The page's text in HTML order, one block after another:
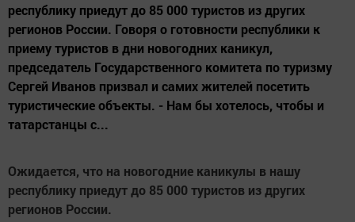
республику приедут до 85 000 туристов из других
регионов России. Говоря о готовности республики к
приему туристов в дни новогодних каникул,
председатель Государственного комитета по туризму
Сергей Иванов призвал и самих жителей посетить
туристические объекты. - Нам бы хотелось, чтобы и
татарстанцы с...
Ожидается, что на новогодние каникулы в нашу
республику приедут до 85 000 туристов из других
регионов России.